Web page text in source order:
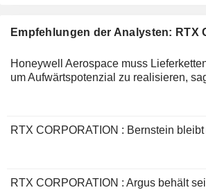
Empfehlungen der Analysten: RTX
Honeywell Aerospace muss
um Aufwärtspotenzial zu realisieren,
RTX CORPORATION : Bernstein bleibt
RTX CORPORATION : Argus behält